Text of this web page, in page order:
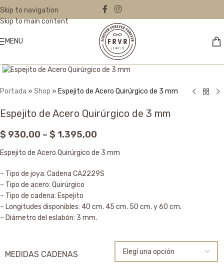
Skip to navigation
Skip to main content
MENU
Portada » Shop » Espejito de Acero Quirúrgico de 3 mm
Espejito de Acero Quirúrgico de 3 mm
$ 930,00 – $ 1.395,00
Espejito de Acero Quirúrgico de 3 mm
– Tipo de joya: Cadena CA2229S
– Tipo de acero: Quirúrgico
– Tipo de cadena: Espejito
– Longitudes disponibles: 40 cm. 45 cm. 50 cm. y 60 cm.
– Diámetro del eslabón: 3 mm.
MEDIDAS CADENAS